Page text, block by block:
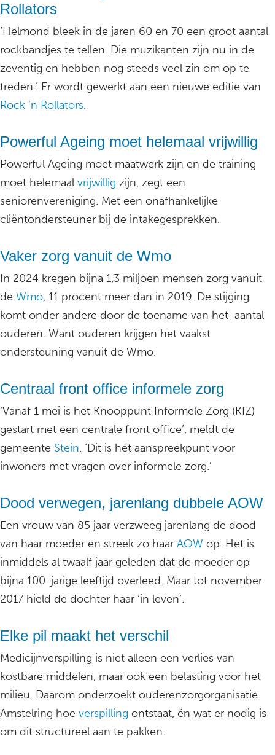
Rollators
‘Helmond bleek in de jaren 60 en 70 een groot aantal
rockbandjes te tellen. Die muzikanten zijn nu in de
zeventig en hebben nog steeds veel zin om op te
treden.’ Er wordt gewerkt aan een nieuwe editie van
Rock ’n Rollators.
Powerful Ageing moet helemaal vrijwillig
Powerful Ageing moet maatwerk zijn en de training
moet helemaal vrijwillig zijn, zegt een
seniorenvereniging. Met een onafhankelijke
cliëntondersteuner bij de intakegesprekken.
Vaker zorg vanuit de Wmo
In 2024 kregen bijna 1,3 miljoen mensen zorg vanuit
de Wmo, 11 procent meer dan in 2019. De stijging
komt onder andere door de toename van het aantal
ouderen. Want ouderen krijgen het vaakst
ondersteuning vanuit de Wmo.
Centraal front office informele zorg
‘Vanaf 1 mei is het Knooppunt Informele Zorg (KIZ)
gestart met een centrale front office’, meldt de
gemeente Stein. ‘Dit is hét aanspreekpunt voor
inwoners met vragen over informele zorg.’
Dood verwegen, jarenlang dubbele AOW
Een vrouw van 85 jaar verzweeg jarenlang de dood
van haar moeder en streek zo haar AOW op. Het is
inmiddels al twaalf jaar geleden dat de moeder op
bijna 100-jarige leeftijd overleed. Maar tot november
2017 hield de dochter haar ‘in leven’.
Elke pil maakt het verschil
Medicijnverspilling is niet alleen een verlies van
kostbare middelen, maar ook een belasting voor het
milieu. Daarom onderzoekt ouderenzorgorganisatie
Amstelring hoe verspilling ontstaat, én wat er nodig is
om dit structureel aan te pakken.